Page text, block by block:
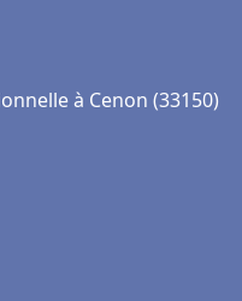
à Cenon (33150)